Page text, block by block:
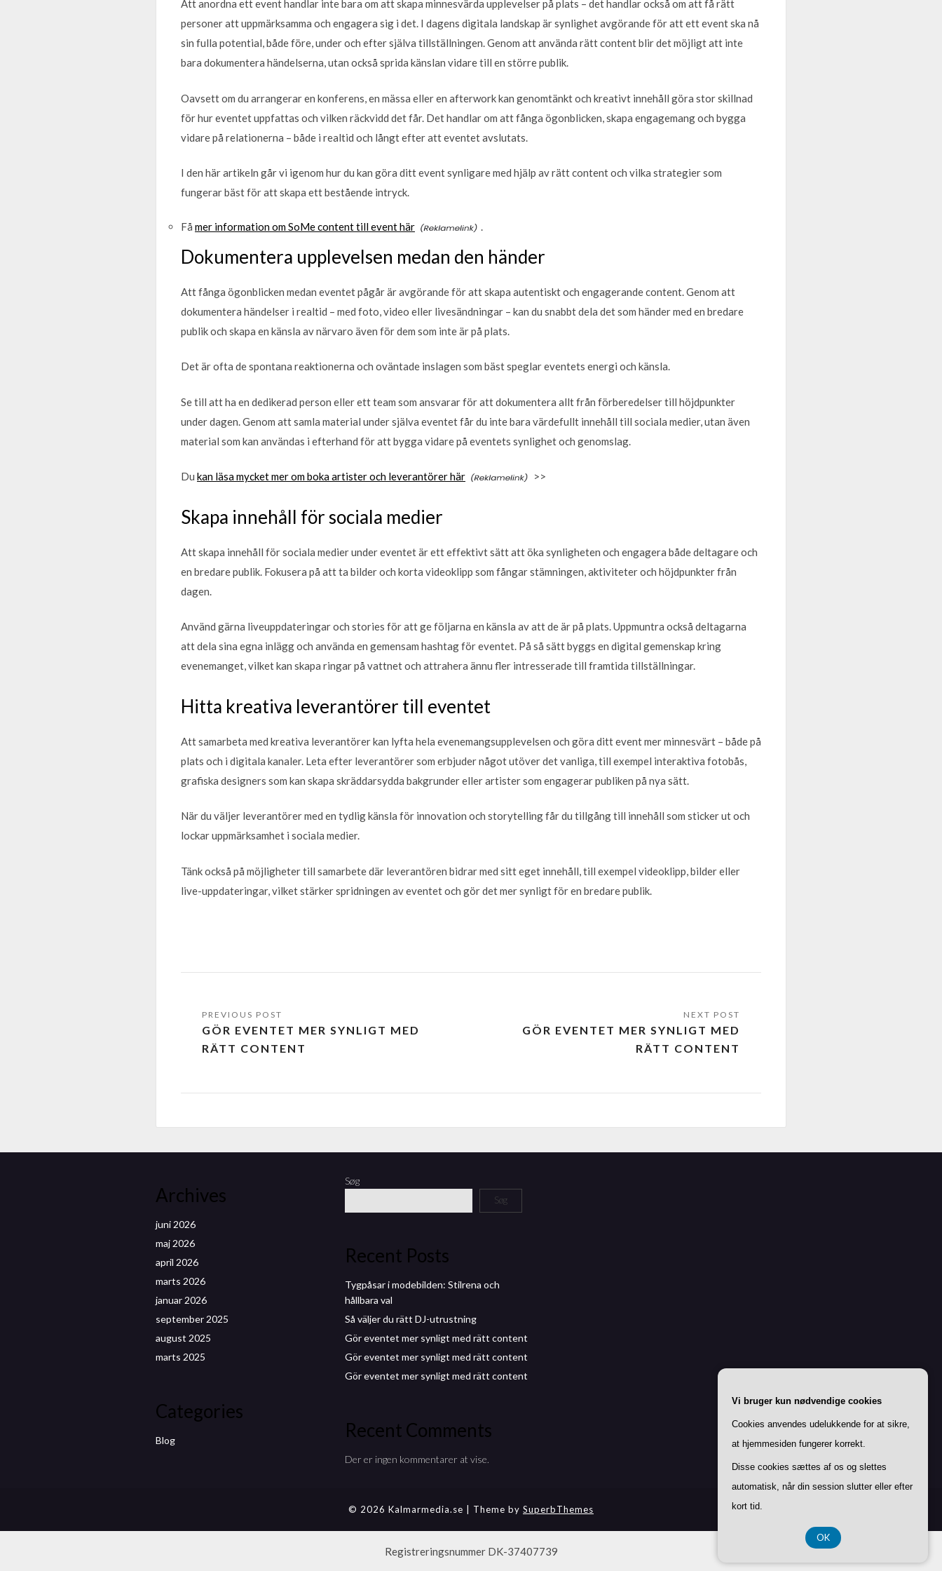
Att anordna ett event handlar inte bara om att skapa minnesvärda upplevelser på plats – det handlar också om att få rätt
personer att uppmärksamma och engagera sig i det. I dagens digitala landskap är synlighet avgörande för att ett event ska nå
sin fulla potential, både före, under och efter själva tillställningen. Genom att använda rätt content blir det möjligt att inte
bara dokumentera händelserna, utan också sprida känslan vidare till en större publik.
Oavsett om du arrangerar en konferens, en mässa eller en afterwork kan genomtänkt och kreativt innehåll göra stor skillnad
för hur eventet uppfattas och vilken räckvidd det får. Det handlar om att fånga ögonblicken, skapa engagemang och bygga
vidare på relationerna – både i realtid och långt efter att eventet avslutats.
I den här artikeln går vi igenom hur du kan göra ditt event synligare med hjälp av rätt content och vilka strategier som
fungerar bäst för att skapa ett bestående intryck.
Få mer information om SoMe content till event här
Dokumentera upplevelsen medan den händer
Att fånga ögonblicken medan eventet pågår är avgörande för att skapa autentiskt och engagerande content. Genom att
dokumentera händelser i realtid – med foto, video eller livesändningar – kan du snabbt dela det som händer med en bredare
publik och skapa en känsla av närvaro även för dem som inte är på plats.
Det är ofta de spontana reaktionerna och oväntade inslagen som bäst speglar eventets energi och känsla.
Se till att ha en dedikerad person eller ett team som ansvarar för att dokumentera allt från förberedelser till höjdpunkter
under dagen. Genom att samla material under själva eventet får du inte bara värdefullt innehåll till sociala medier, utan även
material som kan användas i efterhand för att bygga vidare på eventets synlighet och genomslag.
Du kan läsa mycket mer om boka artister och leverantörer här >>
Skapa innehåll för sociala medier
Att skapa innehåll för sociala medier under eventet är ett effektivt sätt att öka synligheten och engagera både deltagare och
en bredare publik. Fokusera på att ta bilder och korta videoklipp som fångar stämningen, aktiviteter och höjdpunkter från
dagen.
Använd gärna liveuppdateringar och stories för att ge följarna en känsla av att de är på plats. Uppmuntra också deltagarna
att dela sina egna inlägg och använda en gemensam hashtag för eventet. På så sätt byggs en digital gemenskap kring
evenemanget, vilket kan skapa ringar på vattnet och attrahera ännu fler intresserade till framtida tillställningar.
Hitta kreativa leverantörer till eventet
Att samarbeta med kreativa leverantörer kan lyfta hela evenemangsupplevelsen och göra ditt event mer minnesvärt – både på
plats och i digitala kanaler. Leta efter leverantörer som erbjuder något utöver det vanliga, till exempel interaktiva fotobås,
grafiska designers som kan skapa skräddarsydda bakgrunder eller artister som engagerar publiken på nya sätt.
När du väljer leverantörer med en tydlig känsla för innovation och storytelling får du tillgång till innehåll som sticker ut och
lockar uppmärksamhet i sociala medier.
Tänk också på möjligheter till samarbete där leverantören bidrar med sitt eget innehåll, till exempel videoklipp, bilder eller
live-uppdateringar, vilket stärker spridningen av eventet och gör det mer synligt för en bredare publik.
GÖR EVENTET MER SYNLIGT MED
RÄTT CONTENT
GÖR EVENTET MER SYNLIGT MED
RÄTT CONTENT
Archives
juni 2026
maj 2026
april 2026
marts 2026
januar 2026
september 2025
august 2025
marts 2025
Categories
Blog
Søg
Søg
Recent Posts
Tygpåsar i modebilden: Stilrena och
hållbara val
Så väljer du rätt DJ-utrustning
Gör eventet mer synligt med rätt content
Gör eventet mer synligt med rätt content
Gör eventet mer synligt med rätt content
Recent Comments
Der er ingen kommentarer at vise.
© 2026 Kalmarmedia.se | Theme by SuperbThemes
Registreringsnummer DK-37407739
Vi bruger kun nødvendige cookies
Cookies anvendes udelukkende for at sikre,
at hjemmesiden fungerer korrekt.
Disse cookies sættes af os og slettes
automatisk, når din session slutter eller efter
kort tid.
OK